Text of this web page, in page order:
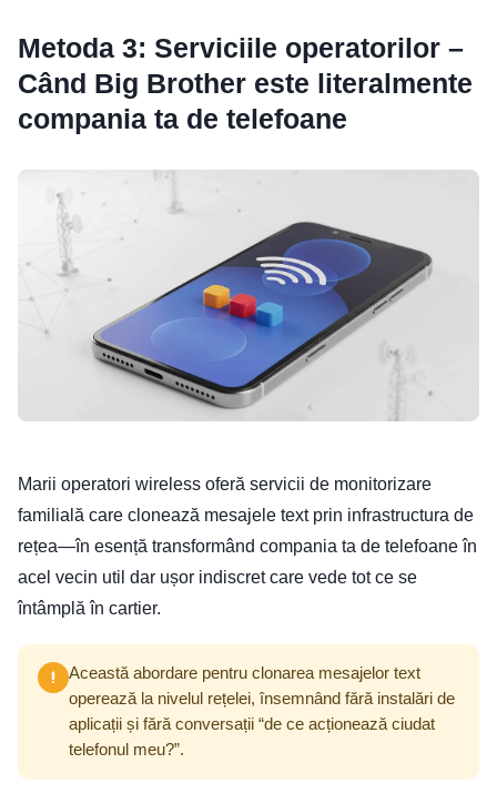
Metoda 3: Serviciile operatorilor –
Când Big Brother este literalmente
compania ta de telefoane
Marii operatori wireless oferă servicii de monitorizare
familială care clonează mesajele text prin infrastructura de
rețea—în esență transformând compania ta de telefoane în
acel vecin util dar ușor indiscret care vede tot ce se
întâmplă în cartier.
Această abordare pentru clonarea mesajelor text
operează la nivelul rețelei, însemnând fără instalări de
aplicații și fără conversații “de ce acționează ciudat
telefonul meu?”.